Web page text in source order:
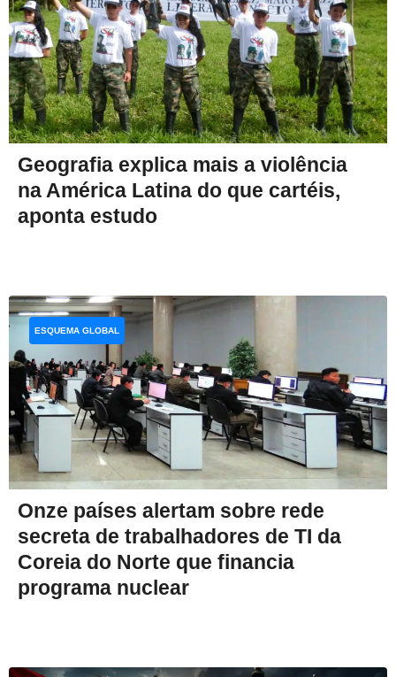
Geografia explica mais a violência
na América Latina do que cartéis,
aponta estudo
Onze países alertam sobre rede
secreta de trabalhadores de TI da
Coreia do Norte que financia
programa nuclear
ESQUEMA GLOBAL